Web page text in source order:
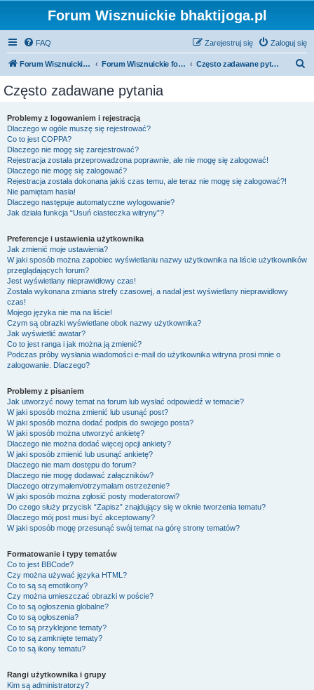
Forum Wisznuickie bhaktijoga.pl
FAQ Zaloguj się
Zarejestruj się
Forum Wisznuickie forum.bhaktijoga.pl Forum Wisznuickie forum.bhaktijoga.pl Często zadawane pytania
Często zadawane pytania
Problemy z logowaniem i rejestracją
Dlaczego w ogóle muszę się rejestrować?
Co to jest COPPA?
Dlaczego nie mogę się zarejestrować?
Rejestracja została przeprowadzona poprawnie, ale nie mogę się zalogować!
Dlaczego nie mogę się zalogować?
Rejestracja została dokonana jakiś czas temu, ale teraz nie mogę się zalogować?!
Nie pamiętam hasła!
Dlaczego następuje automatyczne wylogowanie?
Jak działa funkcja “Usuń ciasteczka witryny”?
Preferencje i ustawienia użytkownika
Jak zmienić moje ustawienia?
W jaki sposób można zapobiec wyświetlaniu nazwy użytkownika na liście użytkowników
przeglądających forum?
Jest wyświetlany nieprawidłowy czas!
Została wykonana zmiana strefy czasowej, a nadal jest wyświetlany nieprawidłowy
czas!
Mojego języka nie ma na liście!
Czym są obrazki wyświetlane obok nazwy użytkownika?
Jak wyświetlić awatar?
Co to jest ranga i jak można ją zmienić?
Podczas próby wysłania wiadomości e-mail do użytkownika witryna prosi mnie o
zalogowanie. Dlaczego?
Problemy z pisaniem
Jak utworzyć nowy temat na forum lub wysłać odpowiedź w temacie?
W jaki sposób można zmienić lub usunąć post?
W jaki sposób można dodać podpis do swojego posta?
W jaki sposób można utworzyć ankietę?
Dlaczego nie można dodać więcej opcji ankiety?
W jaki sposób zmienić lub usunąć ankietę?
Dlaczego nie mam dostępu do forum?
Dlaczego nie mogę dodawać załączników?
Dlaczego otrzymałem/otrzymałam ostrzeżenie?
W jaki sposób można zgłosić posty moderatorowi?
Do czego służy przycisk “Zapisz” znajdujący się w oknie tworzenia tematu?
Dlaczego mój post musi być akceptowany?
W jaki sposób mogę przesunąć swój temat na górę strony tematów?
Formatowanie i typy tematów
Co to jest BBCode?
Czy można używać języka HTML?
Co to są są emotikony?
Czy można umieszczać obrazki w poście?
Co to są ogłoszenia globalne?
Co to są ogłoszenia?
Co to są przyklejone tematy?
Co to są zamknięte tematy?
Co to są ikony tematu?
Rangi użytkownika i grupy
Kim są administratorzy?